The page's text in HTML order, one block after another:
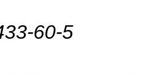
60-5